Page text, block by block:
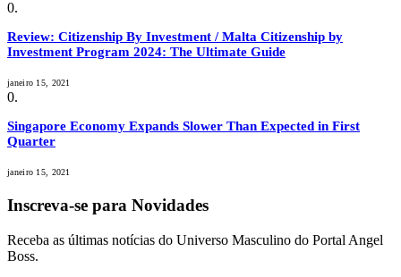
Review: Citizenship By Investment / Malta Citizenship by
Investment Program 2024: The Ultimate Guide
janeiro 15, 2021
Singapore Economy Expands Slower Than Expected in First
Quarter
janeiro 15, 2021
Inscreva-se para Novidades
Receba as últimas notícias do Universo Masculino do Portal Angel
Boss.